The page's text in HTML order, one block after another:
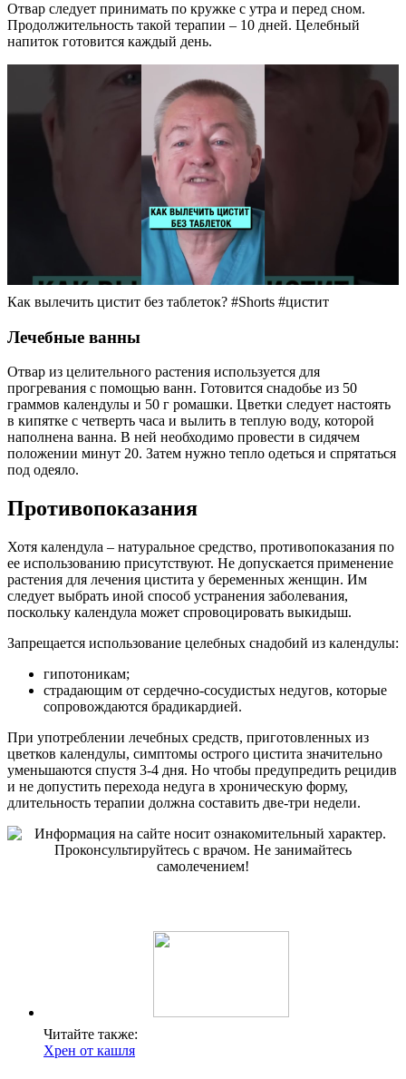
Отвар следует принимать по кружке с утра и перед сном.
Продолжительность такой терапии – 10 дней. Целебный
напиток готовится каждый день.
Как вылечить цистит без таблеток? #Shorts #цистит
Лечебные ванны
Отвар из целительного растения используется для
прогревания с помощью ванн. Готовится снадобье из 50
граммов календулы и 50 г ромашки. Цветки следует настоять
в кипятке с четверть часа и вылить в теплую воду, которой
наполнена ванна. В ней необходимо провести в сидячем
положении минут 20. Затем нужно тепло одеться и спрятаться
под одеяло.
Противопоказания
Хотя календула – натуральное средство, противопоказания по
ее использованию присутствуют. Не допускается применение
растения для лечения цистита у беременных женщин. Им
следует выбрать иной способ устранения заболевания,
поскольку календула может спровоцировать выкидыш.
Запрещается использование целебных снадобий из календулы:
гипотоникам;
страдающим от сердечно-сосудистых недугов, которые
сопровождаются брадикардией.
При употреблении лечебных средств, приготовленных из
цветков календулы, симптомы острого цистита значительно
уменьшаются спустя 3-4 дня. Но чтобы предупредить рецидив
и не допустить перехода недуга в хроническую форму,
длительность терапии должна составить две-три недели.
Читайте также:
Хрен от кашля